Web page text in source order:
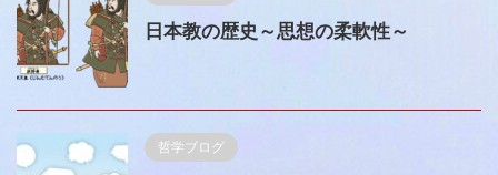
日本教の歴史～思想の柔軟性～
哲学ブログ